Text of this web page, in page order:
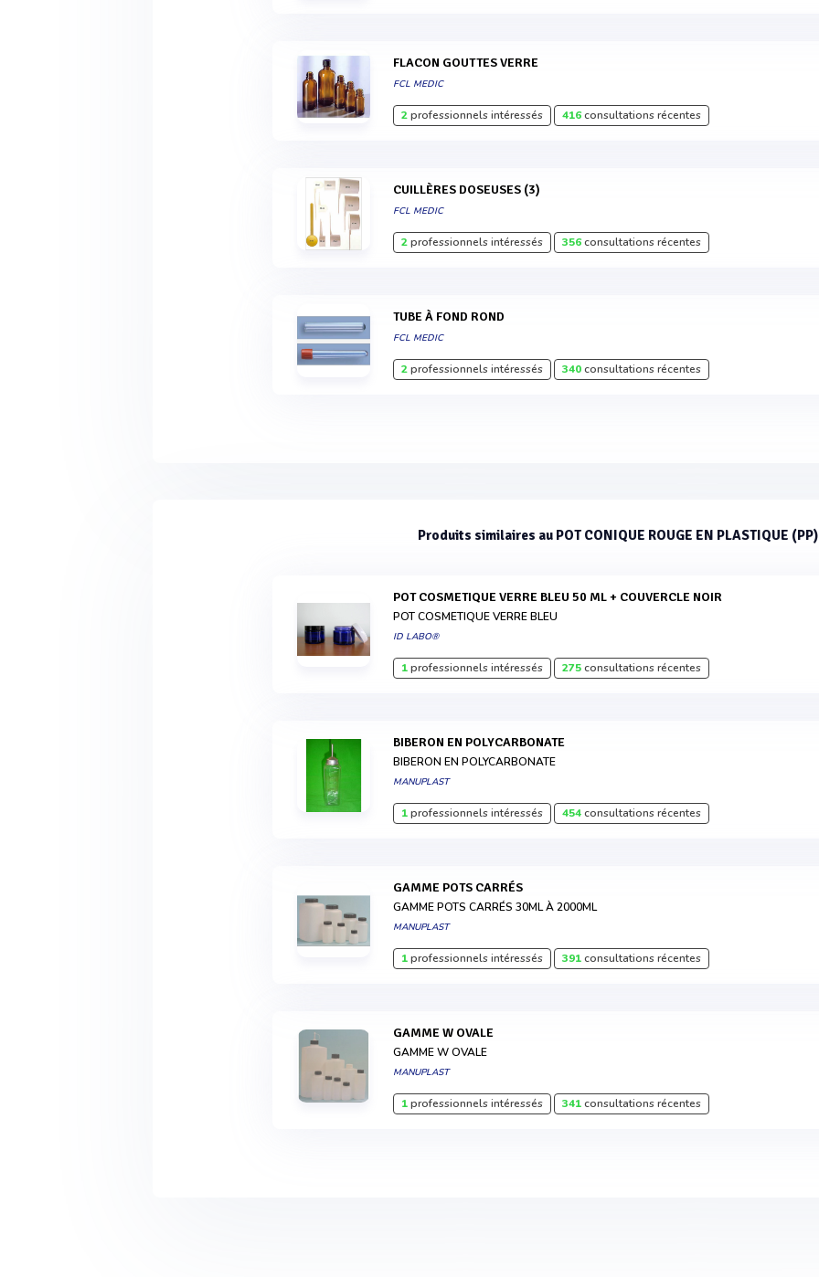
FLACON GOUTTES VERRE
FCL MEDIC
2professionnels intéressés 416consultations récentes
CUILLÈRES DOSEUSES (3)
FCL MEDIC
2professionnels intéressés 356consultations récentes
TUBE À FOND ROND
FCL MEDIC
2professionnels intéressés 340consultations récentes
Produits similaires au POT CONIQUE ROUGE EN PLASTIQUE (PP)
POT COSMETIQUE VERRE BLEU 50 ML + COUVERCLE NOIR
POT COSMETIQUE VERRE BLEU
ID LABO®
1professionnels intéressés 275consultations récentes
BIBERON EN POLYCARBONATE
BIBERON EN POLYCARBONATE
MANUPLAST
1professionnels intéressés 454consultations récentes
GAMME POTS CARRÉS
GAMME POTS CARRÉS 30ML À 2000ML
MANUPLAST
1professionnels intéressés 391consultations récentes
GAMME W OVALE
GAMME W OVALE
MANUPLAST
1professionnels intéressés 341consultations récentes